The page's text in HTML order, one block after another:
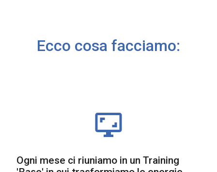
Ecco cosa facciamo:
Ogni mese ci riuniamo in un Training